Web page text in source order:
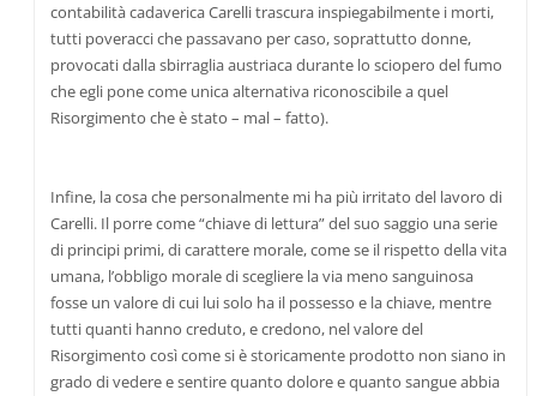
contabilità cadaverica Carelli trascura inspiegabilmente i morti,
tutti poveracci che passavano per caso, soprattutto donne,
provocati dalla sbirraglia austriaca durante lo sciopero del fumo
che egli pone come unica alternativa riconoscibile a quel
Risorgimento che è stato – mal – fatto).
Infine, la cosa che personalmente mi ha più irritato del lavoro di
Carelli. Il porre come “chiave di lettura” del suo saggio una serie
di principi primi, di carattere morale, come se il rispetto della vita
umana, l’obbligo morale di scegliere la via meno sanguinosa
fosse un valore di cui lui solo ha il possesso e la chiave, mentre
tutti quanti hanno creduto, e credono, nel valore del
Risorgimento così come si è storicamente prodotto non siano in
grado di vedere e sentire quanto dolore e quanto sangue abbia